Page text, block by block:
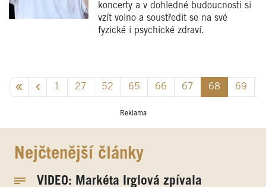
koncerty a v dohledné budoucnosti si
vzít volno a soustředit se na své
fyzické i psychické zdraví.
1 27 52 65 66 67 68 69
Reklama
Nejčtenější články
VIDEO: Markéta Irglová zpívala